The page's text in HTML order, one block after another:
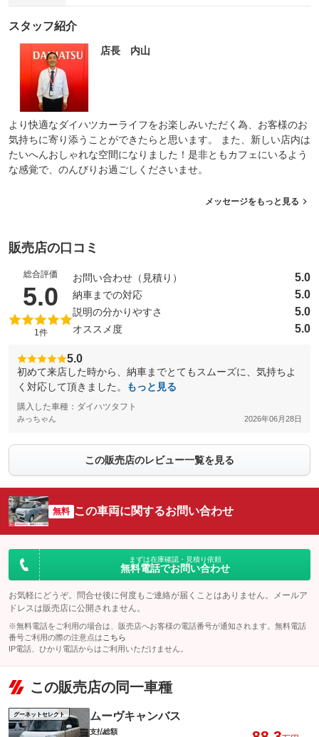
スタッフ紹介
店長 内山
より快適なダイハツカーライフをお楽しみいただく為、お客様のお
気持ちに寄り添うことができたらと思います。 また、新しい店内は
たいへんおしゃれな空間になりました！是非ともカフェにいるよう
な感覚で、のんびりお過ごしくださいませ。
メッセージをもっと見る
販売店の口コミ
総合評価
5.0 （5点満点中）
1件
お問い合わせ（見積り） 5.0
納車までの対応 5.0
説明の分かりやすさ 5.0
オススメ度 5.0
5.0
初めて来店した時から、納車までとてもスムーズに、気持ちよ
く対応して頂きました。
もっと見る
購入した車種：ダイハツタフト
みっちゃん 2026年06月28日
この販売店のレビュー一覧を見る
無料 この車両に関するお問い合わせ
まずは在庫確認・見積り依頼
無料電話でお問い合わせ
お気軽にどうぞ。問合せ後に何度もご連絡が届くことはありません。メールア
ドレスは販売店に公開されません。
※無料電話をご利用の場合は、販売店へお客様の電話番号が通知されます。無料電話
番号ご利用の際の注意点は こちら
IP電話、ひかり電話からはご利用いただけません。
この販売店の同一車種
グーネットセレクト ムーヴキャンバス
支払総額